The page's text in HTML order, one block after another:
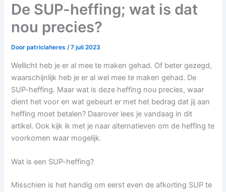
De SUP-heffing; wat is dat
nou precies?
Doorpatriciaheres/7 juli 2023
Wellicht heb je er al mee te maken gehad. Of beter gezegd,
waarschijnlijk heb je er al wel mee te maken gehad. De
SUP-heffing. Maar wat is deze heffing nou precies, waar
dient het voor en wat gebeurt er met het bedrag dat jij aan
heffing moet betalen? Daarover lees je vandaag in dit
artikel. Ook kijk ik met je naar alternatieven om de heffing te
voorkomen waar mogelijk.
Wat is een SUP-heffing?
Misschien is het handig om eerst even de afkorting SUP te